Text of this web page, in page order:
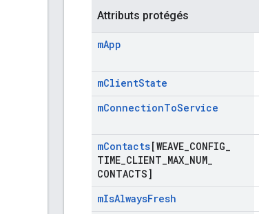
Attributs protégés
mApp
mClientState
mConnectionToService
mContacts[WEAVE CONFIG
TIME CLIENT MAX NUM
CONTACTS]
mIsAlwaysFresh